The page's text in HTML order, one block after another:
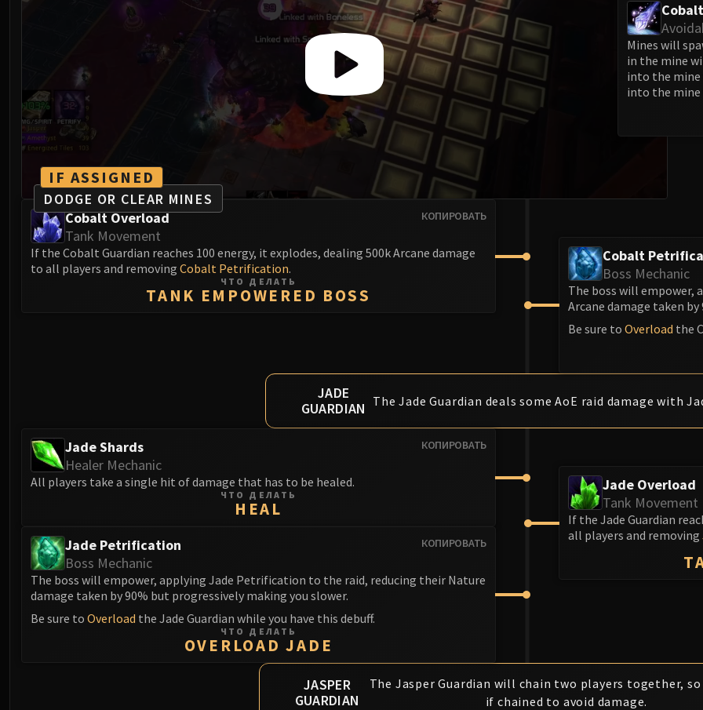
IF ASSIGNED
DODGE OR CLEAR MINES
Mines will
in the mine
into the mine
into the
КОПИРОВАТЬ
Cobalt Overload
Tank Movement
If the Cobalt Guardian reaches 100 energy, it explodes, dealing 500k Arcane damage
to all players and removing Cobalt Petrification.
ЧТО ДЕЛАТЬ
TANK EMPOWERED BOSS
Cobalt
Boss Mechanic
The boss will empower,
Arcane damage taken
Be sure to Overload the
JADE
GUARDIAN The Jade Guardian deals some AoE raid damage with
КОПИРОВАТЬ
Jade Shards
Healer Mechanic
All players take a single hit of damage that has to be healed.
ЧТО ДЕЛАТЬ
HEAL
КОПИРОВАТЬ
Jade Petrification
Boss Mechanic
The boss will empower, applying Jade Petrification to the raid, reducing their Nature
damage taken by 90% but progressively making you slower.
Be sure to Overload the Jade Guardian while you have this debuff.
ЧТО ДЕЛАТЬ
OVERLOAD JADE
Jade Overload
Tank Movement
If the Jade Guardian
all players and removing
JASPER
GUARDIAN
The Jasper Guardian will chain two players together,
if chained to avoid damage.